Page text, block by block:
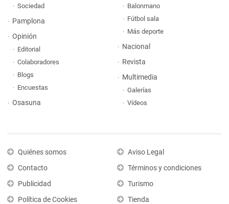
Sociedad
Pamplona
Opinión
Editorial
Colaboradores
Blogs
Encuestas
Osasuna
Balonmano
Fútbol sala
Más deporte
Nacional
Revista
Multimedia
Galerías
Vídeos
Quiénes somos
Contacto
Publicidad
Política de Cookies
Aviso Legal
Términos y condiciones
Turismo
Tienda